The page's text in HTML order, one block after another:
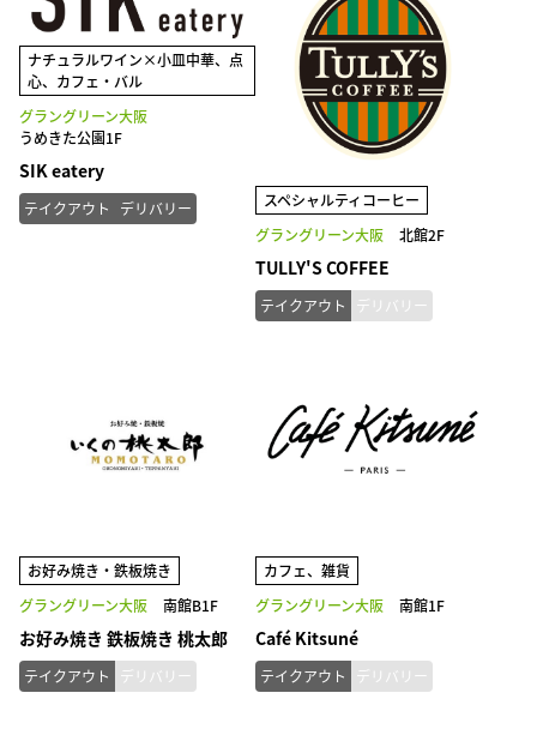
ナチュラルワイン×小皿中華、点
心、カフェ・バル
グラングリーン大阪
うめきた公園1F
SIK eatery
テイクアウト デリバリー
スペシャルティコーヒー
グラングリーン大阪
北館2F
TULLY'S COFFEE
テイクアウト デリバリー
お好み焼き・鉄板焼き
グラングリーン大阪
南館B1F
お好み焼き 鉄板焼き 桃太郎
テイクアウト デリバリー
カフェ、雑貨
グラングリーン大阪
南館1F
Café Kitsuné
テイクアウト デリバリー